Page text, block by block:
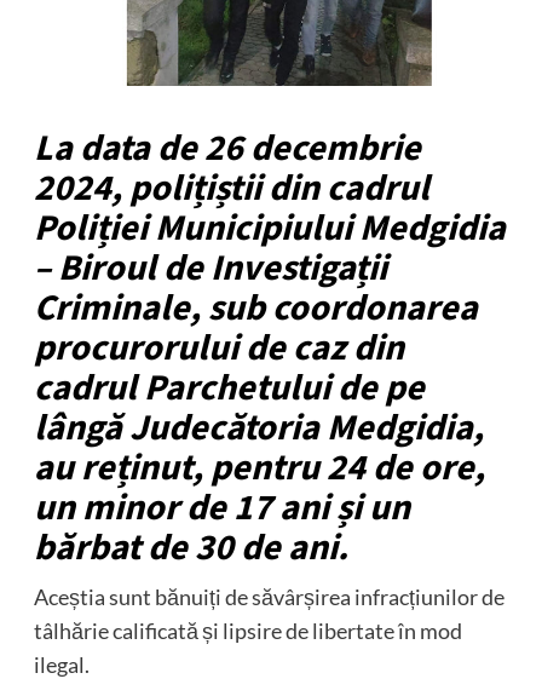
La data de 26 decembrie
2024, polițiștii din cadrul
Poliției Municipiului Medgidia
– Biroul de Investigații
Criminale, sub coordonarea
procurorului de caz din
cadrul Parchetului de pe
lângă Judecătoria Medgidia,
au reținut, pentru 24 de ore,
un minor de 17 ani și un
bărbat de 30 de ani.
Aceștia sunt bănuiți de săvârșirea infracțiunilor de
tâlhărie calificată și lipsire de libertate în mod
ilegal.